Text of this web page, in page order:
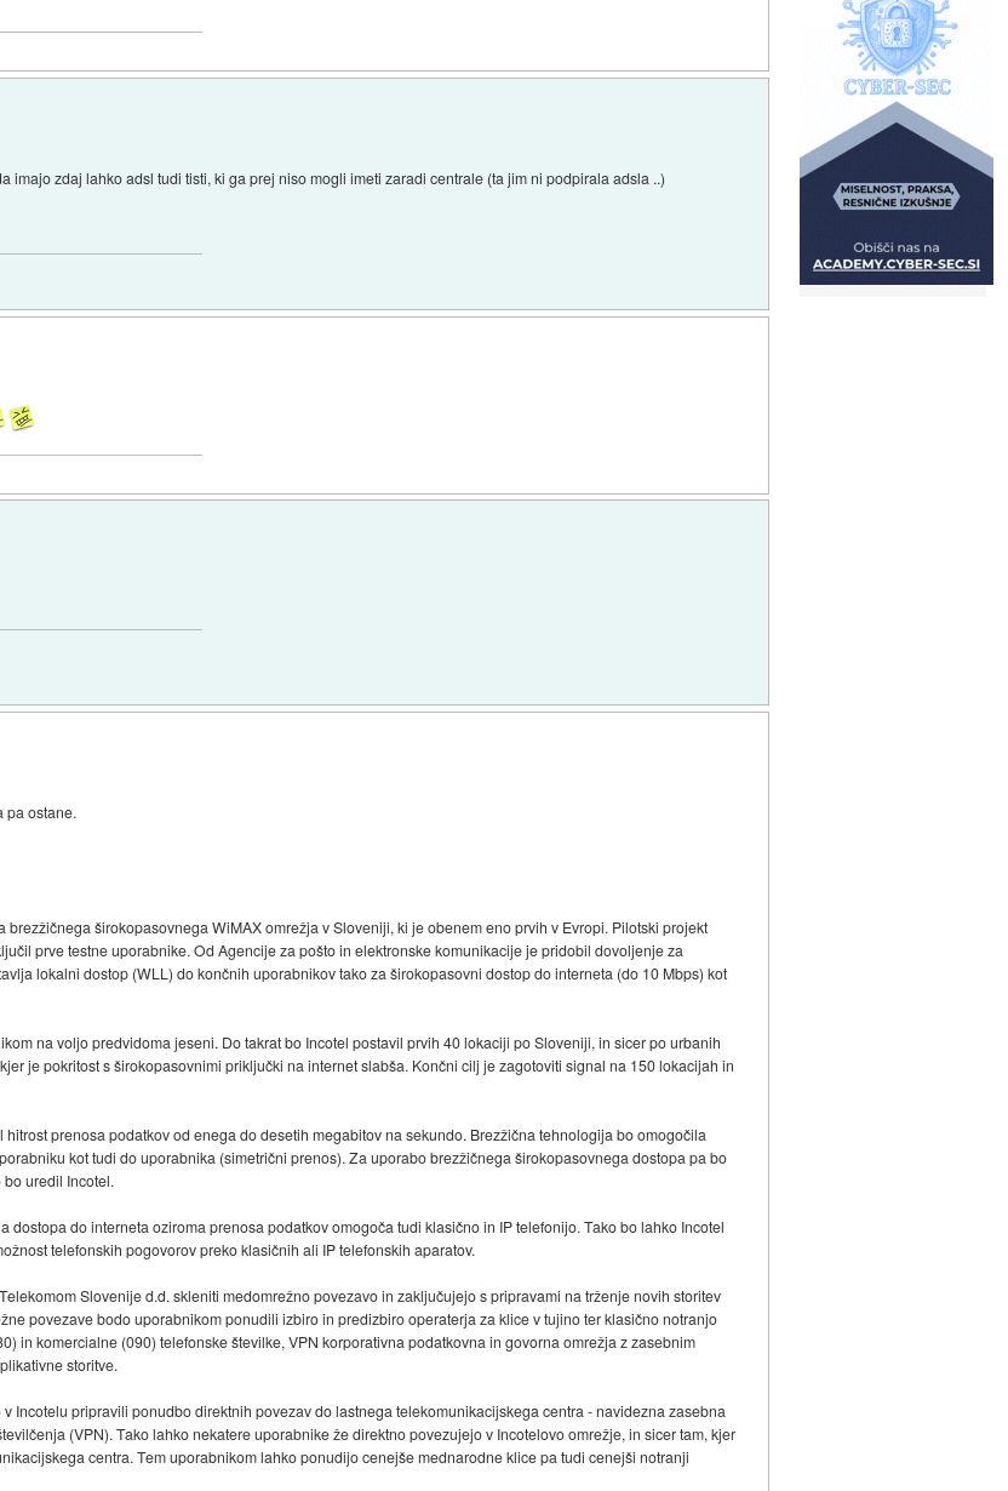
imajo zdaj lahko adsl tudi tisti, ki ga prej niso mogli imeti zaradi centrale (ta jim ni podpirala adsla ..)
pa ostane.
širokopasovnega WiMAX omrežja v Sloveniji, ki je obenem eno prvih v Evropi. Pilotski projekt
prve testne uporabnike. Od Agencije za pošto in elektronske komunikacije je pridobil dovoljenje za
lokalni dostop (WLL) do končnih uporabnikov tako za širokopasovni dostop do interneta (do 10 Mbps) kot
na voljo predvidoma jeseni. Do takrat bo Incotel postavil prvih 40 lokaciji po Sloveniji, in sicer po urbanih
je pokritost s širokopasovnimi priključki na internet slabša. Končni cilj je zagotoviti signal na 150 lokacijah in
prenosa podatkov od enega do desetih megabitov na sekundo. Brezžična tehnologija bo omogočila
kot tudi do uporabnika (simetrični prenos). Za uporabo brezžičnega širokopasovnega dostopa pa bo
uredil Incotel.
do interneta oziroma prenosa podatkov omogoča tudi klasično in IP telefonijo. Tako bo lahko Incotel
telefonskih pogovorov preko klasičnih ali IP telefonskih aparatov.
Slovenije d.d. skleniti medomrežno povezavo in zaključujejo s pripravami na trženje novih storitev
povezave bodo uporabnikom ponudili izbiro in predizbiro operaterja za klice v tujino ter klasično notranjo
in komercialne (090) telefonske številke, VPN korporativna podatkovna in govorna omrežja z zasebnim
storitve.
Incotelu pripravili ponudbo direktnih povezav do lastnega telekomunikacijskega centra - navidezna zasebna
(VPN). Tako lahko nekatere uporabnike že direktno povezujejo v Incotelovo omrežje, in sicer tam, kjer
centra. Tem uporabnikom lahko ponudijo cenejše mednarodne klice pa tudi cenejši notranji